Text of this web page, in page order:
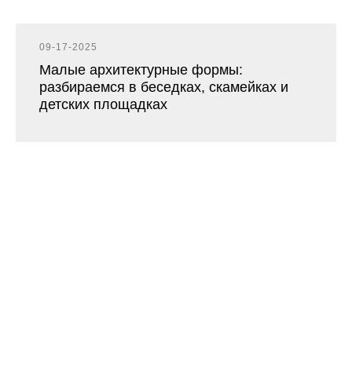
09-17-2025
Малые архитектурные формы:
разбираемся в беседках, скамейках и
детских площадках